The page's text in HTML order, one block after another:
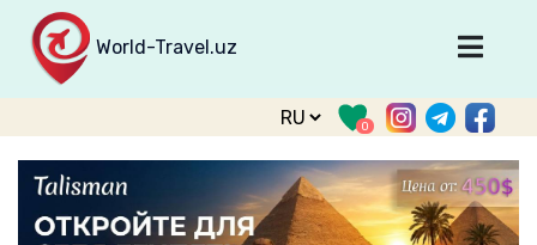
World-Travel.uz
Главная
Направления
Туры
Тур. фирмы
0